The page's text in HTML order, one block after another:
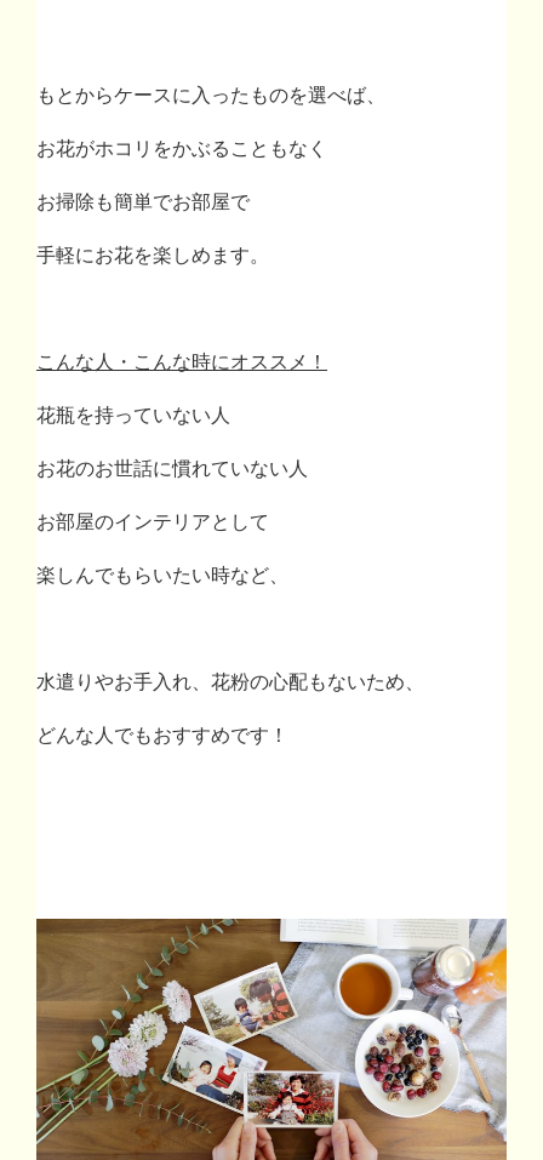
もとからケースに入ったものを選べば、
お花がホコリをかぶることもなく
お掃除も簡単でお部屋で
手軽にお花を楽しめます。
こんな人・こんな時にオススメ！
花瓶を持っていない人
お花のお世話に慣れていない人
お部屋のインテリアとして
楽しんでもらいたい時など、
水遣りやお手入れ、花粉の心配もないため、
どんな人でもおすすめです！